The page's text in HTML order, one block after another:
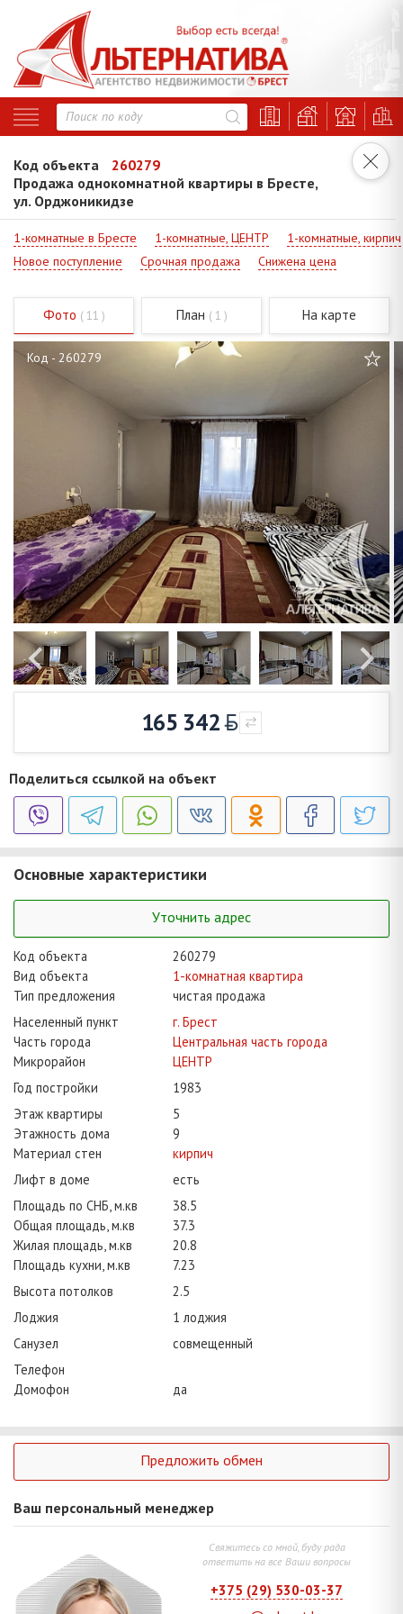
Код объекта
260279
Продажа однокомнатной квартиры в Бресте,
ул. Орджоникидзе
1-комнатные в Бресте 1-комнатные, ЦЕНТР
1-комнатные, кирпич
Новое поступление
Срочная продажа Снижена цена
Фото ( 11 ) План ( 1 ) На карте
Код - 260279
165 342
Поделиться ссылкой на объект
Основные характеристики
Уточнить адрес
Код объекта
260279
Вид объекта
1-комнатная квартира
Тип предложения
чистая продажа
Населенный пункт
г. Брест
Часть города
Центральная часть города
Микрорайон
ЦЕНТР
Год постройки
1983
Этаж квартиры
5
Этажность дома
9
Материал стен
кирпич
Лифт в доме
есть
Площадь по СНБ, м.кв
38.5
Общая площадь, м.кв
37.3
Жилая площадь, м.кв
20.8
Площадь кухни, м.кв
7.23
Высота потолков
2.5
Лоджия
1 лоджия
Санузел
совмещенный
Телефон
Домофон
да
Предложить обмен
Ваш персональный менеджер
Свяжитесь со мной, буду рада
ответить на все Ваши вопросы
+375 (29) 530-03-37